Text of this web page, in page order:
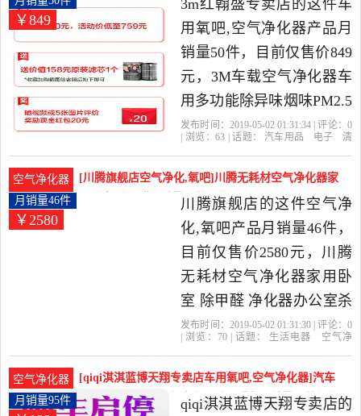
用氧吧,空气净化器，由浙
江 金华发货。
￥849
3m红翰盛专卖店的这件车
用氧吧,空气净化器产品月
销量50件，目前仅售价849
元，3M车载空气净化器车
用多功能除异味烟味PM2.5
智能去除甲醛净化器是
选汽车用品,电子,清洗,改装
当中性价比很高的车用氧
吧,空气净化器，由湖北 武
汉发货。
发布时间：2019-05-02 01:31:34 | 评论： 0
| 浏览：63 | 话题： 汽车用品 电子
清
空气净化器
[川腾旗舰店空气净化,氧吧]川腾无耗材空气净化器家
用卧室 除甲醛月销量46件仅售2580元
￥2580
月销量46件
川腾旗舰店的这件空气净
化,氧吧产品月销量46件，
目前仅售价2580元，川腾
无耗材空气净化器家用卧
室 除甲醛 净化器办公室杀
菌除二手烟是2019年川腾
性价比很高的空气净化,氧
吧，由上海发货。
发布时间：2019-05-02 01:31:30 | 评论： 0
| 浏览： 70| 话题： 生活电器
空气净
空气净化器
[qiqi淇淇蓝博天翔专卖店车用氧吧,空气净化器]汽车
内用太阳能车载空气净化器除甲醛负月销量95件仅售
月销量95件
qiqi淇淇蓝博天翔专卖店的